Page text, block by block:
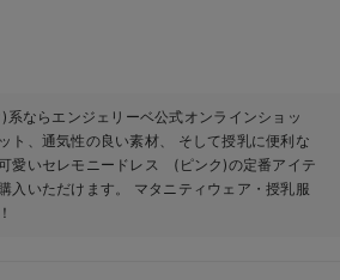
ならエンジェリーベ公式オンラインショッ
ト、通気性の良い素材、 そして授乳に便利な
愛いセレモニードレス (ピンク)の定番アイテ
入いただけます。 マタニティウェア・授乳服